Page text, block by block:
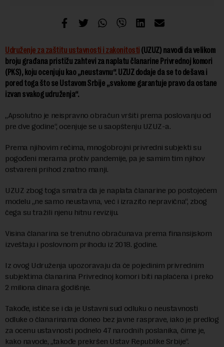
Udruženje za zaštitu ustavnosti i zakonitosti (UZUZ) navodi da velikom
broju građana pristižu zahtevi za naplatu članarine Privrednoj komori
(PKS), koju ocenjuju kao „neustavnu“. UZUZ dodaje da se to dešava i
pored toga što se Ustavom Srbije „svakome garantuje pravo da ostane
izvan svakog udruženja“.
„Apsolutno je neispravno obračun vršiti prema poslovanju od
pre dve godine“, ocenjuje se u saopštenju UZUZ-a.
Prema njihovim rečima, mnogobrojni privredni subjekti su
pogođeni merama protiv pandemije, pa je samim tim njihov
ostvareni prihod znatno manji.
UZUZ zbog toga smatra da je naplata članarine po postojećem
modelu „ne samo neustavna, već i izrazito nepravična“, zbog
čega su tražili njenu hitnu reviziju.
Visina članarina se trenutno obračunava prema finansijskom
izveštaju i poslovnom prihodu iz 2018. godine.
Iz ovog Udruženja upozoravaju da će pojedinim privrednim
subjektima članarina Privrednoj komori biti naplaćena i preko
2 miliona dinara godišnje.
Takođe, ističe se i da je Ustavni sud odluku o neustavnosti
odluke o članarinama doneo bez javne rasprave, iako je predlog
za ocenu ustavnosti podnelo 47 narodnih poslanika, čime je,
kako navode, „takođe prekršen Ustav Republike Srbije“.